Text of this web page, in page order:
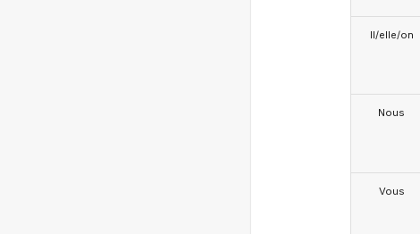
Il/elle/on
Nous
Vous